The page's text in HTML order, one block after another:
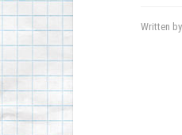
Written by